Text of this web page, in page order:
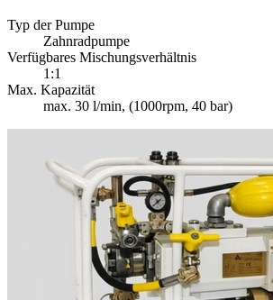
Typ der Pumpe
Zahnradpumpe
Verfügbares Mischungsverhältnis
1:1
Max. Kapazität
max. 30 l/min, (1000rpm, 40 bar)